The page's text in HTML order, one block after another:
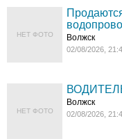
НЕТ ФОТО Волжск
02/08/2026,
НЕТ ФОТО
Волжск
02/08/2026,